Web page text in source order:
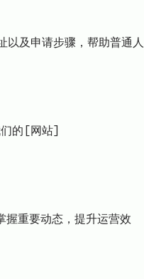
及申请步骤，帮助普通人
们的[网站]
重要动态，提升运营效